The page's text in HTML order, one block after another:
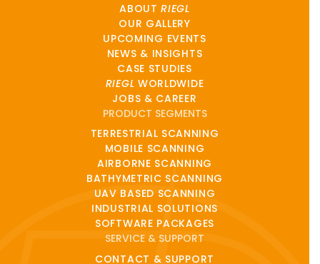
ABOUTRIEGL
OUR GALLERY
UPCOMING EVENTS
NEWS & INSIGHTS
CASE STUDIES
RIEGL WORLDWIDE
JOBS & CAREER
PRODUCT SEGMENTS
TERRESTRIAL SCANNING
MOBILE SCANNING
AIRBORNE SCANNING
BATHYMETRIC SCANNING
UAV BASED SCANNING
INDUSTRIAL SOLUTIONS
SOFTWARE PACKAGES
SERVICE & SUPPORT
CONTACT & SUPPORT